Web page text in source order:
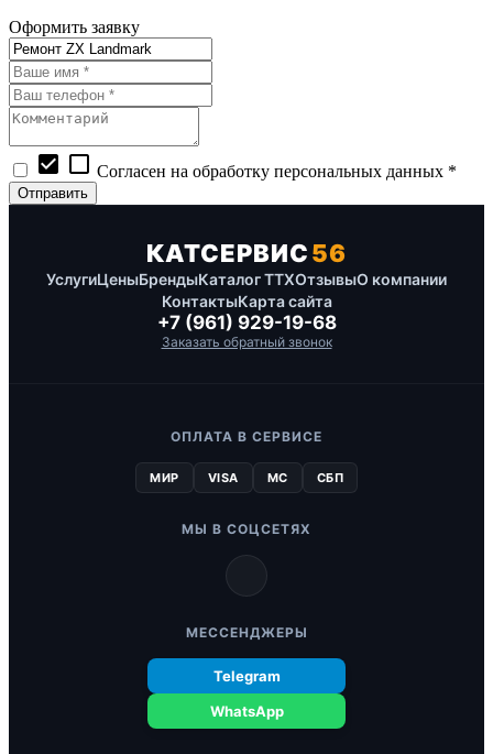
Оформить заявку
check_box check_box_outline_blank Согласен на обработку персональных данных *
КАТСЕРВИС56
УслугиЦеныБрендыКаталог ТТХОтзывыО компании
КонтактыКарта сайта
+7 (961) 929-19-68
Заказать обратный звонок
ОПЛАТА В СЕРВИСЕ
МИР VISA MC СБП
МЫ В СОЦСЕТЯХ
МЕССЕНДЖЕРЫ
Telegram
WhatsApp